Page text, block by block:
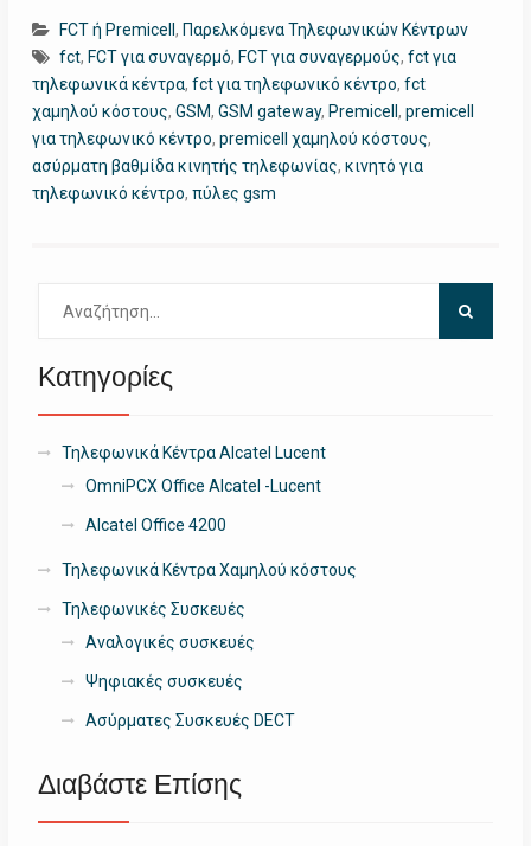
FCT ή Premicell , Παρελκόμενα Τηλεφωνικών Κέντρων
fct, FCT για συναγερμό, FCT για συναγερμούς, fct για
τηλεφωνικά κέντρα, fct για τηλεφωνικό κέντρο, fct
χαμηλού κόστους, GSM, GSM gateway, Premicell , premicell
για τηλεφωνικό κέντρο, premicell χαμηλού κόστους,
ασύρματη βαθμίδα κινητής τηλεφωνίας, κινητό για
τηλεφωνικό κέντρο, πύλες gsm
για:
Κατηγορίες
Τηλεφωνικά Κέντρα Alcatel Lucent
OmniPCX Office Alcatel -Lucent
Alcatel Office 4200
Τηλεφωνικά Κέντρα Χαμηλού κόστους
Τηλεφωνικές Συσκευές
Αναλογικές συσκευές
Ψηφιακές συσκευές
Ασύρματες Συσκευές DECT
Διαβάστε Επίσης